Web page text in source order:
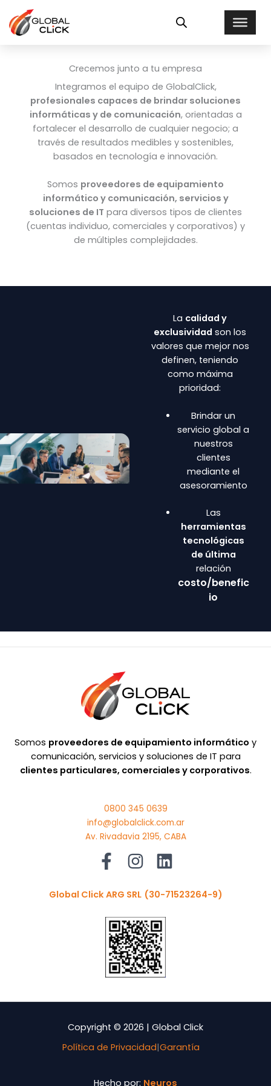
contenido
Crecemos junto a tu empresa
Integramos el equipo de GlobalClick,
profesionales capaces de brindar soluciones
informáticas y de comunicación, orientadas a
fortalecer el desarrollo de cualquier negocio; a
través de resultados medibles y sostenibles,
basados en tecnología e innovación.
Somos proveedores de equipamiento
informático y comunicación, servicios y
soluciones de IT para diversos tipos de clientes
(cuentas individuo, comerciales y corporativos) y
de múltiples complejidades.
La calidad y
exclusividad son los
valores que mejor nos
definen, teniendo
como máxima
prioridad:
Brindar un
servicio global a
nuestros
clientes
mediante el
asesoramiento
Las
herramientas
tecnológicas
de última
relación
costo/benefic
io
Somos proveedores de equipamiento informático y
comunicación, servicios y soluciones de IT para
clientes particulares, comerciales y corporativos.
0800 345 0639
info@globalclick.com.ar
Av. Rivadavia 2195, CABA
Global Click ARG SRL (30-71523264-9)
Copyright © 2026 | Global Click
Política de Privacidad|Garantía
Hecho por: Neuros